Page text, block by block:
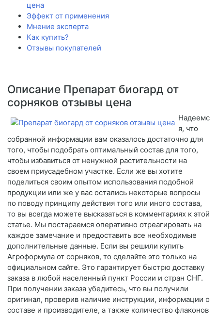
цена
Эффект от применения
Мнение эксперта
Как купить?
Отзывы покупателей
Описание Препарат биогард от
сорняков отзывы цена
Надеемс
я, что
собранной информации вам оказалось достаточно для
того, чтобы подобрать оптимальный состав для того,
чтобы избавиться от ненужной растительности на
своем приусадебном участке. Если же вы хотите
поделиться своим опытом использования подобной
продукции или же у вас остались некоторые вопросы
по поводу принципу действия того или иного состава,
то вы всегда можете высказаться в комментариях к этой
статье. Мы постараемся оперативно отреагировать на
каждое замечание и предоставить все необходимые
дополнительные данные. Если вы решили купить
Агроформула от сорняков, то сделайте это только на
официальном сайте. Это гарантирует быстрю доставку
заказа в любой населенный пункт России и стран СНГ.
При получении заказа убедитесь, что вы получили
оригинал, проверив наличие инструкции, информации о
составе и производителе, а также количество флаконов